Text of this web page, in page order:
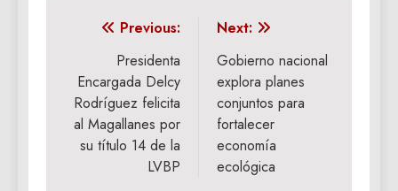
Navegación
entradas
Previous:
Presidenta
Encargada Delcy
Rodríguez felicita
al Magallanes por
su título 14 de la
LVBP
Next:
Gobierno nacional
explora planes
conjuntos para
fortalecer
economía
ecológica